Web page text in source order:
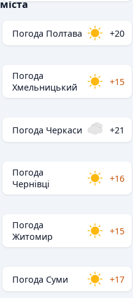
міста
Погода Полтава +20
Погода
Хмельницький
+15
Погода Черкаси +21
Погода
Чернівці
+16
Погода
Житомир
+15
Погода Суми +17